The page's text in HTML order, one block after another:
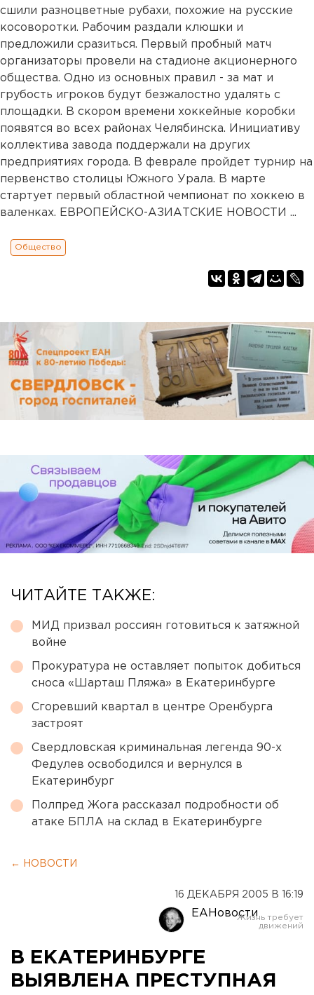
сшили разноцветные рубахи, похожие на русские
косоворотки. Рабочим раздали клюшки и
предложили сразиться. Первый пробный матч
организаторы провели на стадионе акционерного
общества. Одно из основных правил - за мат и
грубость игроков будут безжалостно удалять с
площадки. В скором времени хоккейные коробки
появятся во всех районах Челябинска. Инициативу
коллектива завода поддержали на других
предприятиях города. В феврале пройдет турнир на
первенство столицы Южного Урала. В марте
стартует первый областной чемпионат по хоккею в
валенках. ЕВРОПЕЙСКО-АЗИАТСКИЕ НОВОСТИ ...
Общество
ЧИТАЙТЕ ТАКЖЕ:
МИД призвал россиян готовиться к затяжной
войне
Прокуратура не оставляет попыток добиться
сноса «Шарташ Пляжа» в Екатеринбурге
Сгоревший квартал в центре Оренбурга
застроят
Свердловская криминальная легенда 90-х
Федулев освободился и вернулся в
Екатеринбург
Полпред Жога рассказал подробности об
атаке БПЛА на склад в Екатеринбурге
← НОВОСТИ
16 ДЕКАБРЯ 2005 В 16:19
ЕАНовости
В ЕКАТЕРИНБУРГЕ
ВЫЯВЛЕНА ПРЕСТУПНАЯ